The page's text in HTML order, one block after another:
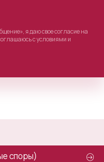
я даю свое согласие на
с условиями и
споры)